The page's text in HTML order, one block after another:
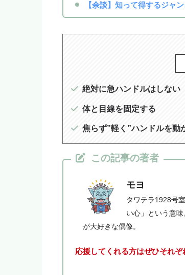
【余談】知って得するジャ
絶対に急ハンドルはしない
体と目線を固定する
焦らず”軽く”ハンドルを動
この記事の著者
モヨ
タワテラ1928号
い心」という意
が大好きな偶像。
応援してくれる方はぜひそれ